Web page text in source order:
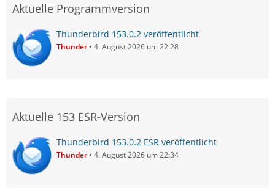
Aktuelle Programmversion
Thunderbird 153.0.2 veröffentlicht
Thunder 4. August 2026 um 22:28
Aktuelle 153 ESR-Version
Thunderbird 153.0.2 ESR veröffentlicht
Thunder 4. August 2026 um 22:34